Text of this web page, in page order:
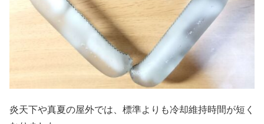
炎天下や真夏の屋外では、標準よりも冷却維持時間が短く